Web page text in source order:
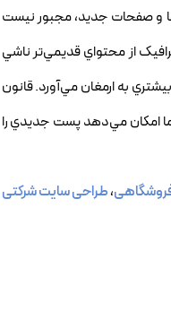
و صفحات جديد، مجبور نيست
از محتواي قديمي‌تر ناشي
به ارمغان مي‌آورد. قانون
شما امکان مي‌دهد پست جديدي را
،طراحی سایت شرکتی